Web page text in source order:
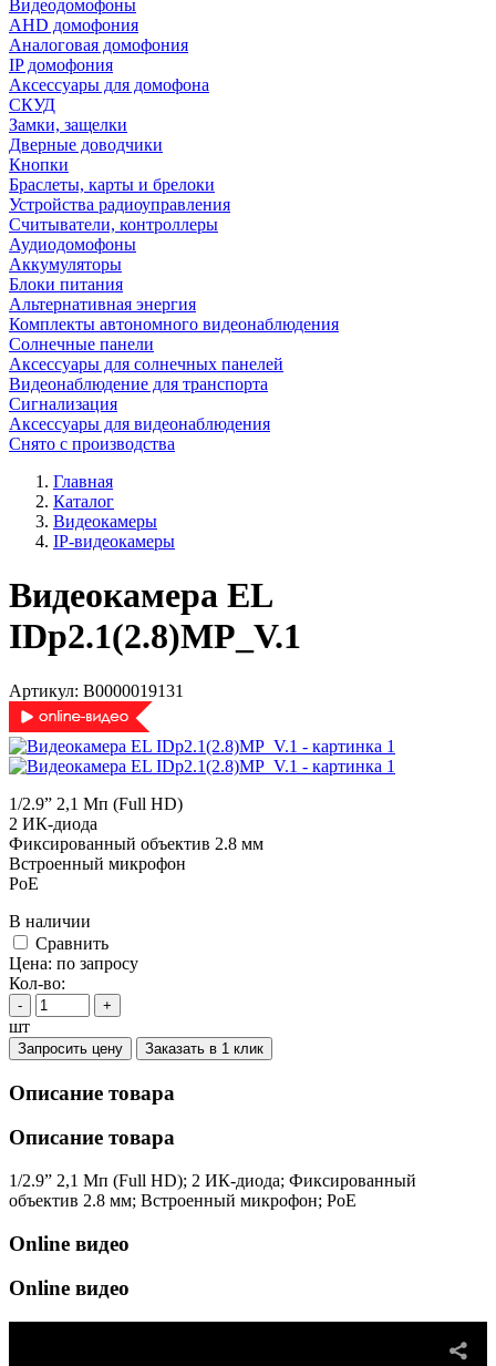
Видеодомофоны
AHD домофония
Аналоговая домофония
IP домофония
Аксессуары для домофона
СКУД
Замки, защелки
Дверные доводчики
Кнопки
Браслеты, карты и брелоки
Устройства радиоуправления
Считыватели, контроллеры
Аудиодомофоны
Аккумуляторы
Блоки питания
Альтернативная энергия
Комплекты автономного видеонаблюдения
Солнечные панели
Аксессуары для солнечных панелей
Видеонаблюдение для транспорта
Сигнализация
Аксессуары для видеонаблюдения
Снято с производства
Главная
Каталог
Видеокамеры
IP-видеокамеры
Видеокамера EL
IDp2.1(2.8)MP_V.1
Артикул: В0000019131
1/2.9” 2,1 Мп (Full HD)
2 ИК-диода
Фиксированный объектив 2.8 мм
Встроенный микрофон
PoE
В наличии
Cравнить
Цена: по запросу
Кол-во:
- +
шт
Запросить цену Заказать в 1 клик
Описание товара
Описание товара
1/2.9” 2,1 Мп (Full HD); 2 ИК-диода; Фиксированный
объектив 2.8 мм; Встроенный микрофон; PoE
Online видео
Online видео